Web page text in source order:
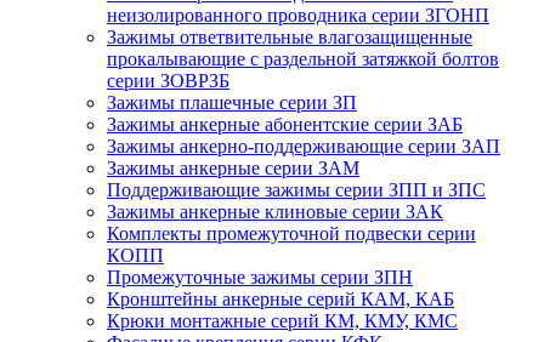
неизолированного проводника серии ЗГОНП
Зажимы ответвительные влагозащищенные
прокалывающие с раздельной затяжкой болтов
серии ЗОВРЗБ
Зажимы плашечные серии ЗП
Зажимы анкерные абонентские серии ЗАБ
Зажимы анкерно-поддерживающие серии ЗАП
Зажимы анкерные серии ЗАМ
Поддерживающие зажимы серии ЗПП и ЗПС
Зажимы анкерные клиновые серии ЗАК
Комплекты промежуточной подвески серии
КОПП
Промежуточные зажимы серии ЗПН
Кронштейны анкерные серий КАМ, КАБ
Крюки монтажные серий КМ, КМУ, КМС